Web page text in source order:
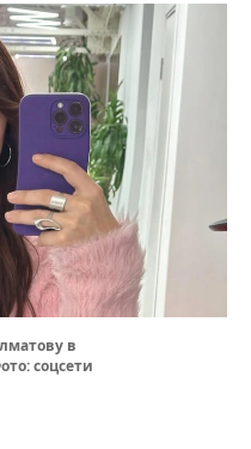
в
соцсети